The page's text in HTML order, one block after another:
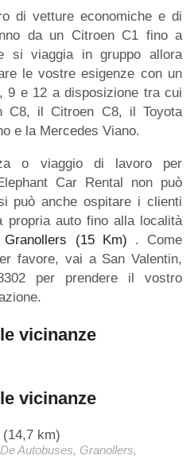
di vetture economiche e di
da un Citroen C1 fino a
si viaggia in gruppo allora
le vostre esigenze con un
9 e 12 a disposizione tra cui
C8, il Citroen C8, il Toyota
e la Mercedes Viano.
o viaggio di lavoro per
Car Rental non può
può anche ospitare i clienti
propria auto fino alla località
Granollers (15 Km) . Come
favore, vai a San Valentin,
per prendere il vostro
vicinanze
vicinanze
(14,7 km)
Autobuses, Granollers,